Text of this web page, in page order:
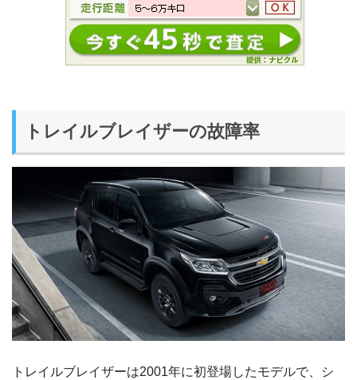
トレイルブレイザーの故障率
トレイルブレイザーは2001年に初登場したモデルで、シ